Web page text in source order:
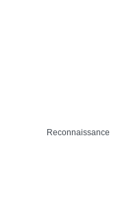
Reconnaissance